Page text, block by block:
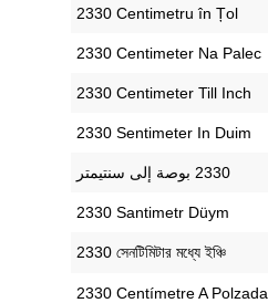
‎2330 Centimetru în Țol
‎2330 Centimeter Na Palec
‎2330 Centimeter Till Inch
‎2330 Sentimeter In Duim
‎2330 Santimetr Düym
‎2330 সেনটিমিটার মধ্যে ইঞ্চি
‎2330 Centímetre A Polzada